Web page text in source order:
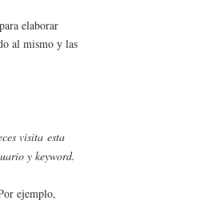
elaborar
al mismo y las
visita esta
y keyword.
ejemplo,